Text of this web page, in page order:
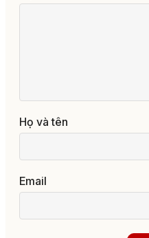
Họ và tên
Email